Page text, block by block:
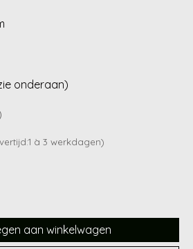
onderaan)
product is
à 3 werkdagen)
aan winkelwagen